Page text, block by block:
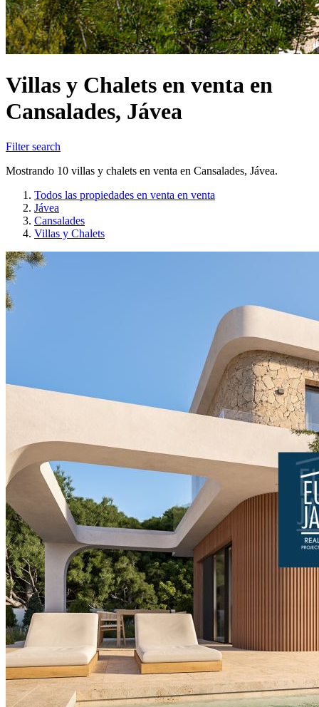
Villas y Chalets en venta en
Cansalades, Jávea
Filter search
Mostrando 10 villas y chalets en venta en Cansalades, Jávea.
Todos las propiedades en venta en venta
Jávea
Cansalades
Villas y Chalets